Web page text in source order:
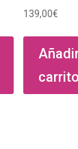
producto
múltiples
139,00€
carrito